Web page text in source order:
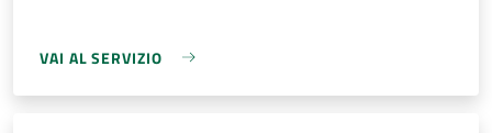
VAI AL SERVIZIO